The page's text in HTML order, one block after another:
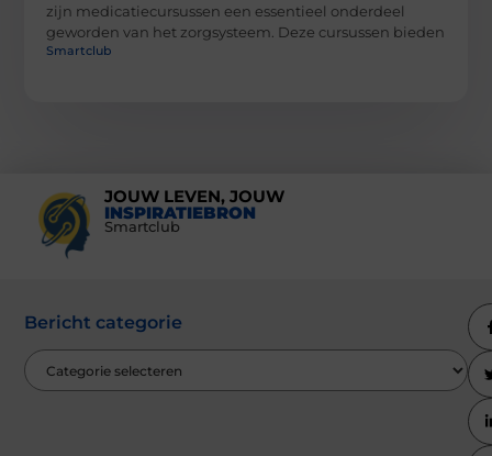
zijn medicatiecursussen een essentieel onderdeel
geworden van het zorgsysteem. Deze cursussen bieden
Smartclub
JOUW LEVEN, JOUW
INSPIRATIEBRON
Smartclub
Bericht categorie